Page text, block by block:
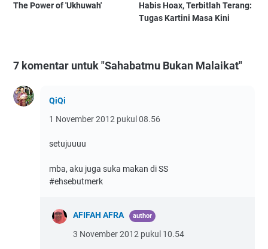
The Power of 'Ukhuwah'
Habis Hoax, Terbitlah Terang:
Tugas Kartini Masa Kini
7 komentar untuk "Sahabatmu Bukan Malaikat"
QiQi
1 November 2012 pukul 08.56
setujuuuu
mba, aku juga suka makan di SS
#ehsebutmerk
AFIFAH AFRA
3 November 2012 pukul 10.54